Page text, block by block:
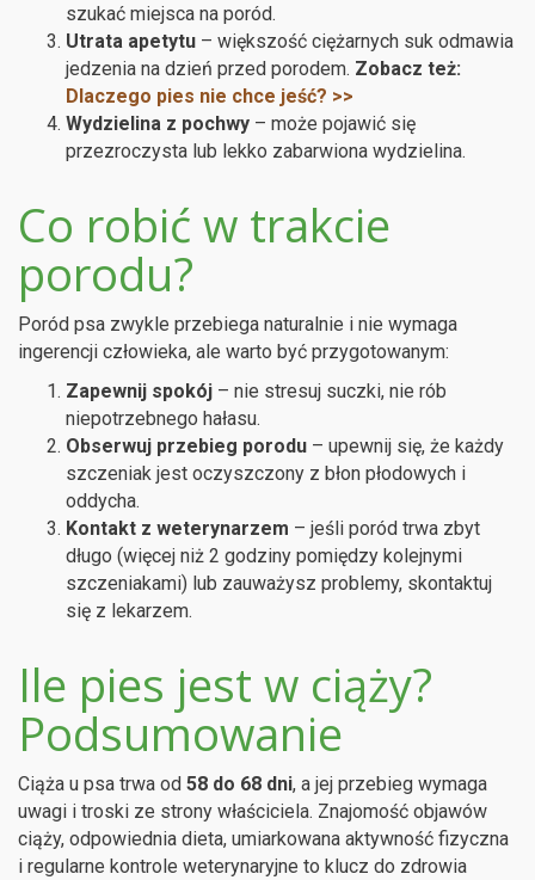
szukać miejsca na poród.
Utrata apetytu – większość ciężarnych suk odmawia
jedzenia na dzień przed porodem. Zobacz też:
Dlaczego pies nie chce jeść? >>
Wydzielina z pochwy – może pojawić się
przezroczysta lub lekko zabarwiona wydzielina.
Co robić w trakcie
porodu?
Poród psa zwykle przebiega naturalnie i nie wymaga
ingerencji człowieka, ale warto być przygotowanym:
Zapewnij spokój – nie stresuj suczki, nie rób
niepotrzebnego hałasu.
Obserwuj przebieg porodu – upewnij się, że każdy
szczeniak jest oczyszczony z błon płodowych i
oddycha.
Kontakt z weterynarzem – jeśli poród trwa zbyt
długo (więcej niż 2 godziny pomiędzy kolejnymi
szczeniakami) lub zauważysz problemy, skontaktuj
się z lekarzem.
Ile pies jest w ciąży?
Podsumowanie
Ciąża u psa trwa od 58 do 68 dni, a jej przebieg wymaga
uwagi i troski ze strony właściciela. Znajomość objawów
ciąży, odpowiednia dieta, umiarkowana aktywność fizyczna
i regularne kontrole weterynaryjne to klucz do zdrowia